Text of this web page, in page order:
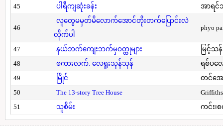
45
ပါရီကျဆုံးခန်း အာရင်
46
လူတွေမမှတ်မိလောက်အောင်တိုးတက်ပြောင်းလဲ
လိုက်ပါ
phyo
47 နယ်ဘက်ကျေးဘက်မှဝတ္ထုများ
မြင့်သန်
48
စကားလက်: လေရူးသုန်သုန်
ရစ်ပလ
49
မြိုင်
တင်အေ
50
The 13-story Tree House
51
သူစိမ်း ကင်း၊